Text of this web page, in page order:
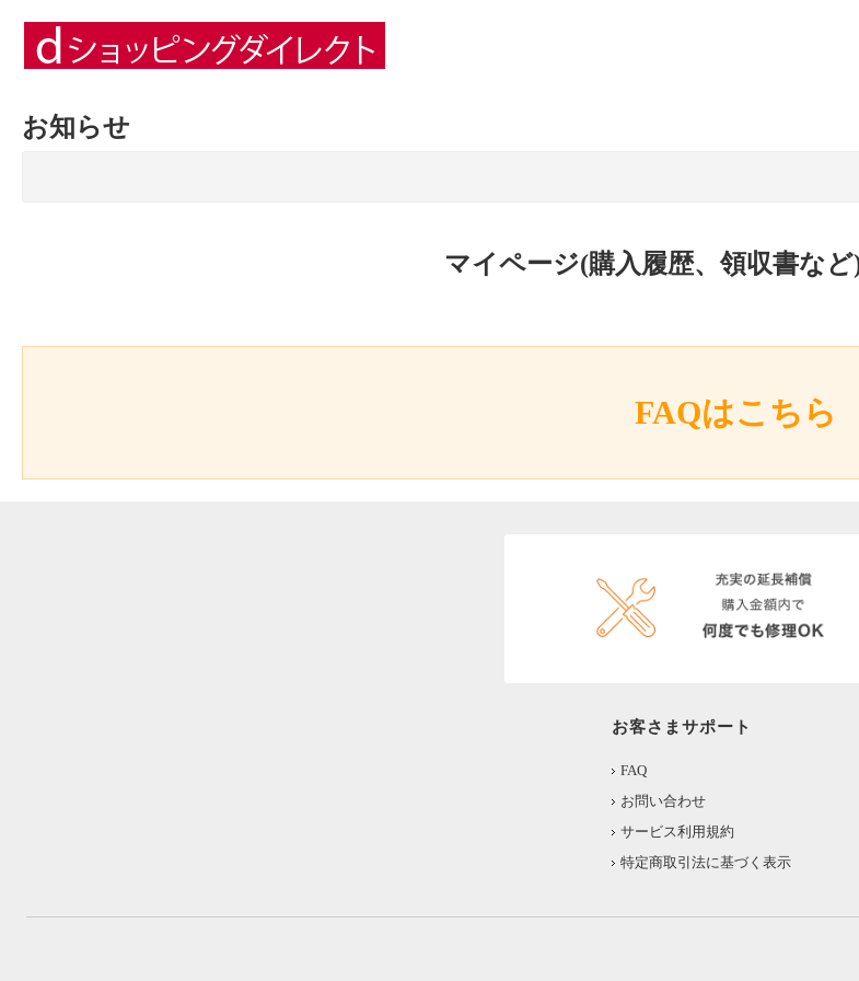
お知らせ
マイページ(購入履歴、領収書など
FAQはこちら
お客さまサポート
FAQ
お問い合わせ
サービス利用規約
特定商取引法に基づく表示